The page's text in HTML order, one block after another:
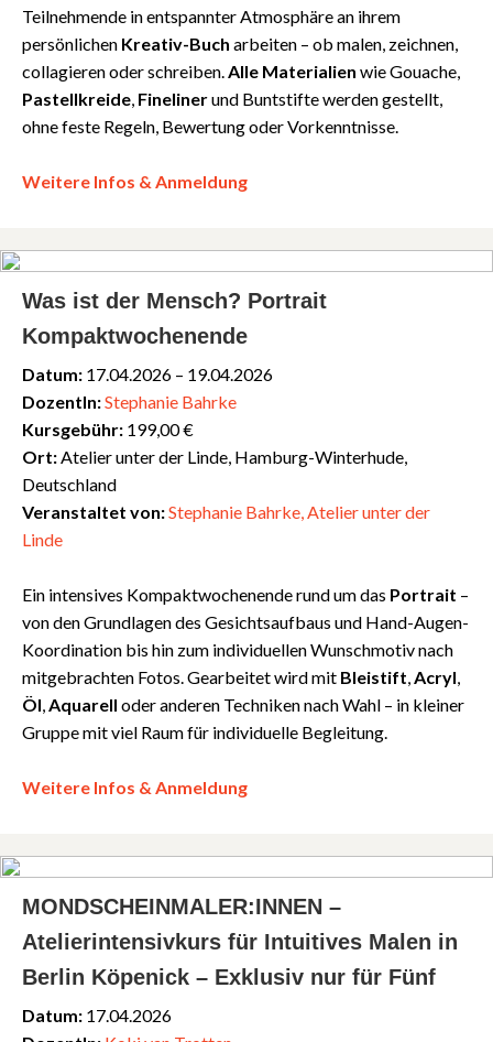
Teilnehmende in entspannter Atmosphäre an ihrem
persönlichen Kreativ-Buch arbeiten – ob malen, zeichnen,
collagieren oder schreiben.Alle Materialien wie Gouache,
Pastellkreide, Finelinerund Buntstifte werden gestellt,
ohne feste Regeln, Bewertung oder Vorkenntnisse.
Weitere Infos & Anmeldung
Was ist der Mensch? Portrait
Kompaktwochenende
Datum: 17.04.2026 – 19.04.2026
DozentIn:Stephanie Bahrke
Kursgebühr: 199,00 €
Ort:Atelier unter der Linde, Hamburg-Winterhude,
Deutschland
Veranstaltet von:Stephanie Bahrke, Atelier unter der
Linde
Ein intensives Kompaktwochenende rund um das Portrait –
von den Grundlagen des Gesichtsaufbaus und Hand-Augen-
Koordination bis hin zum individuellen Wunschmotiv nach
mitgebrachten Fotos. Gearbeitet wird mit Bleistift,Acryl,
Öl,Aquarell oder anderen Techniken nach Wahl – in kleiner
Gruppe mit viel Raum für individuelle Begleitung.
Weitere Infos & Anmeldung
MONDSCHEINMALER:INNEN –
Atelierintensivkurs für Intuitives Malen in
Berlin Köpenick – Exklusiv nur für Fünf
Datum: 17.04.2026